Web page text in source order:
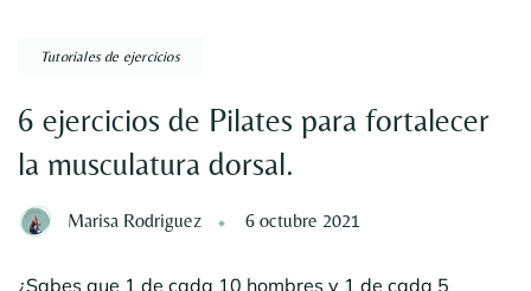
Tutoriales de ejercicios
6 ejercicios de Pilates para fortalecer
la musculatura dorsal.
Marisa Rodriguez 6 octubre 2021
¿Sabes que 1 de cada 10 hombres y 1 de cada 5